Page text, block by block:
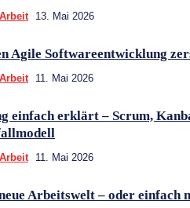
13. Mai 2026
Agile Softwareentwicklung
11. Mai 2026
einfach erklärt – Scrum,
11. Mai 2026
Arbeitswelt – oder einfach